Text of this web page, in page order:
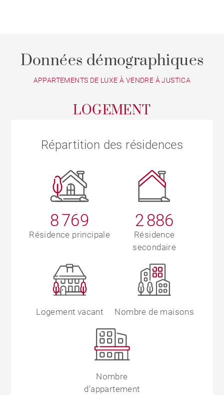
Données démographiques
APPARTEMENTS DE LUXE À VENDRE À JUSTICA
LOGEMENT
Répartition des résidences
8 769
Résidence principale
2 886
Résidence
secondaire
Logement vacant Nombre de maisons
Nombre
d'appartement